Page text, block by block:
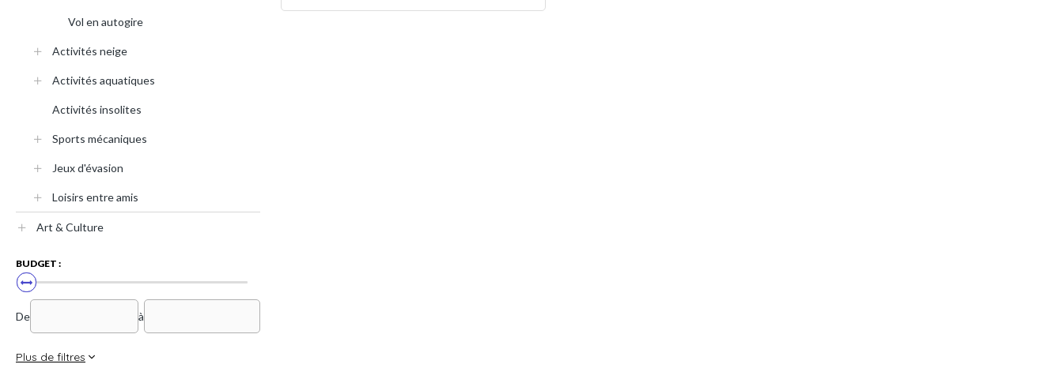
Vol en autogire
Activités neige
Activités aquatiques
Activités insolites
Sports mécaniques
Jeux d'évasion
Loisirs entre amis
Art & Culture
BUDGET :
De à
Plus de filtres